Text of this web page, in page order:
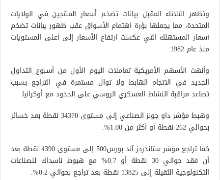
وتظهر الثلاثاء المقبل بيانات تضخم أسعار المنتجين في الولايات
المتحدة، مما يجعلها بؤرة اهتمام الأسواق عقب ظهور بيانات تضخم
أسعار المستهلك التي عكست ارتفاع الأسعار إلى أعلى المستويات
منذ عام 1982.
وأنهت الأسهم الأمريكية تعاملات اليوم الأول من أسبوع التداول
الجديد في الاتجاه الهابط ولا توال مستمرة في التراجع بسبب
تصاعد مراقبة النشاط العسكري الروسي على الحدود مع أوكرانيا.
وهبط مؤشر داو جونز الصناعي إلى مستوى 34370 نقطة بعد خسائر
بحوالي 262 نقطة أو أكثر من 1.00%.
كما تراجع مؤشر ستاندردز آند بورس500 إلى مستوى 4390 نقطة بعد
أن فقد حوالي 30 نقطة أو 0.7% مع هبوط ناسداك للصناعات
التكنولوجية الثقيلة إلى 13825 نقطة بعد تراجع بحوالي 0.2%.